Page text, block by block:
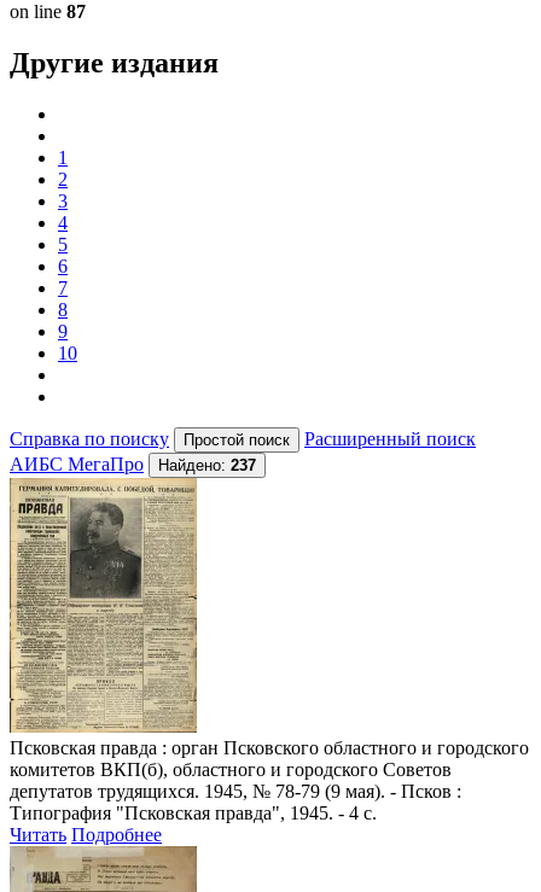
on line 87
Другие издания
1
2
3
4
5
6
7
8
9
10
Справка по поиску
Расширенный поиск
АИБС МегаПро
Найдено: 237
Псковская правда : орган Псковского областного и городского
комитетов ВКП(б), областного и городского Советов
депутатов трудящихся. 1945, № 78-79 (9 мая). - Псков :
Типография "Псковская правда", 1945. - 4 с.
Читать Подробнее